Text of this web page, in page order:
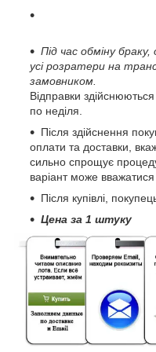
Під час обміну
усі розратери на
замовником.
Відправки
по неділя.
Після здійснення
оплати та доставки,
сильно спрощує
варіант може
Після купівлі,
Цена за 1 штуку